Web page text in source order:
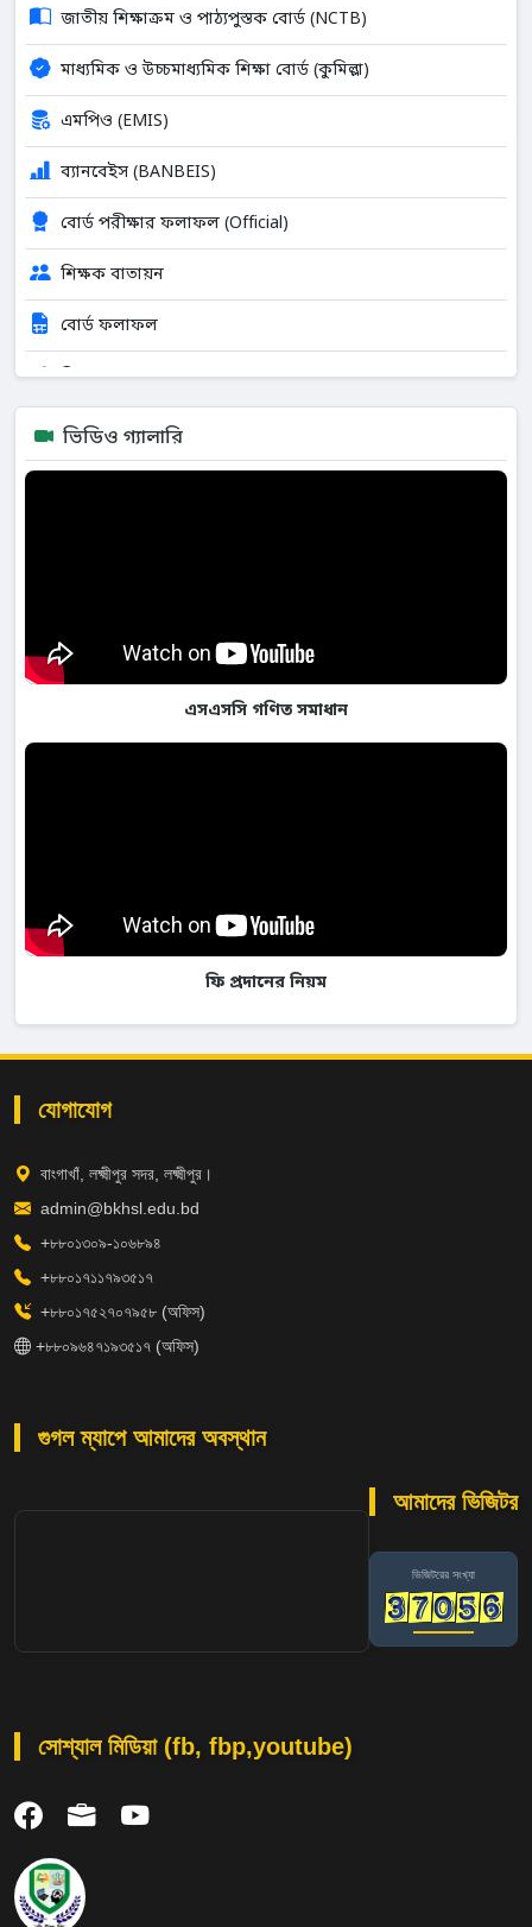
জাতীয় শিক্ষাক্রম ও পাঠ্যপুস্তক বোর্ড (NCTB)
মাধ্যমিক ও উচ্চমাধ্যমিক শিক্ষা বোর্ড (কুমিল্লা)
এমপিও (EMIS)
ব্যানবেইস (BANBEIS)
বোর্ড পরীক্ষার ফলাফল (Official)
শিক্ষক বাতায়ন
বোর্ড ফলাফল
শিক্ষক বাতায়ন
উপজেলা মাধ্যমিক শিক্ষা অফিস
ভিডিও গ্যালারি
এসএসসি গণিত সমাধান
ফি প্রদানের নিয়ম
যোগাযোগ
বাংগাখাঁ, লক্ষ্মীপুর সদর, লক্ষ্মীপুর।
admin@bkhsl.edu.bd
+৮৮০১৩০৯-১০৬৮৯৪
+৮৮০১৭১১৭৯৩৫১৭
+৮৮০১৭৫২৭০৭৯৫৮ (অফিস)
+৮৮০৯৬৪৭১৯৩৫১৭ (অফিস)
গুগল ম্যাপে আমাদের অবস্থান
আমাদের ভিজিটর
ভিজিটরের সংখ্যা
সোশ্যাল মিডিয়া (fb, fbp,youtube)